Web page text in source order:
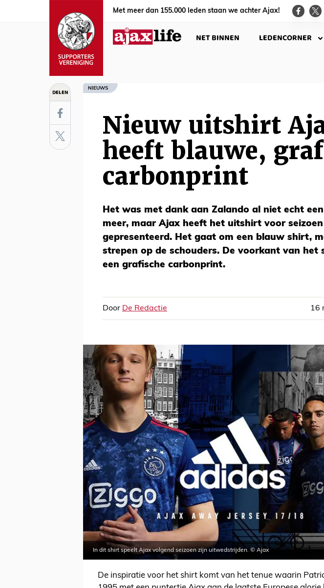
Met meer dan 155.000 leden staan we achter Ajax!
NET BINNEN LEDENCORNER
DELEN NIEUWS
Nieuw uitshirt
heeft blauwe,
carbonprint
Het was met dank aan Zalando al niet echt
meer, maar Ajax heeft het uitshirt voor seizoen
gepresenteerd. Het gaat om een blauw shirt,
strepen op de schouders. De voorkant van het
een grafische carbonprint.
Door De Redactie 16
In dit shirt speelt Ajax volgend seizoen zijn uitwedstrijden. © Ajax
De inspiratie voor het shirt komt van het tenue waarin